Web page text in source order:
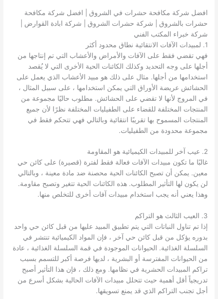
افضل شركة مكافحة حشرات في الشروق | افضل شركة مكافحة
حشرات بالشروق | شركة حشرات الشروق | شركة ابادة القوارض |
شركة خبراء المكتب الفني
1. لمبيدات الآفات الانتقائية نطاق محدود أكثر
فهي تقضي فقط على الآفات والأمراض والأعشاب التي تم إنتاجها من
أجلها على وجه التحديد وكذلك الكائنات الحية الأخرى التي لا يُقصد
استخدامها من أجلها. مثال على ذلك هو مبيد الأعشاب الذي يعمل على
الحشائش عريضة الأوراق التي يمكن استخدامها ، على سبيل المثال ،
في المروج لأنها لا تقضي على الحشائش. مطلوب حاليًا مجموعة من
المنتجات المختلفة للقضاء على الطفيليات المختلفة نظرًا لأن جميع
المنتجات المسموح بها تقريبًا انتقائية وبالتالي فهي تتحكم فقط في
مجموعة محدودة من الطفيليات.
2. عيب آخر للمبيدات الكيميائية هو المقاومة
غالبًا ما تكون مبيدات الآفات فعالة فقط لفترة (قصيرة) على كائن حي
معين. يمكن أن تصبح الكائنات الحية محصنة ضد مادة معينة ، وبالتالي
لن يكون لها التأثير المطلوب. هذه الكائنات الحية تتغير وتصبح مقاومة.
وهذا يعني أنه يجب استخدام مبيدات آفات أخرى للتخلص منها.
3. العيب الثالث هو التراكم
إذا تم تناول النباتات التي يتم تطبيق المبيد عليها من قبل كائن حي واحد
بدوره يؤكل من قبل كائن حي آخر ، فإن المواد الكيميائية تنتشر في
السلسلة الغذائية. الحيوانات الموجودة في قمة السلسلة الغذائية ، عادة
من الحيوانات المفترسة أو البشرية ، لديها فرصة أكبر للتسمم بسبب
تراكم المبيدات الحشرية في نظامها. ومع ذلك ، فإن هذا التأثير أصبح
تدريجياً أقل أهمية حيث تتحلل مبيدات الآفات الحالية بشكل أسرع من
أجل تجنب التراكم الذي قد يمنع تسويقها.